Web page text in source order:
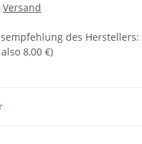
Versand
des Herstellers:
8,00 €)